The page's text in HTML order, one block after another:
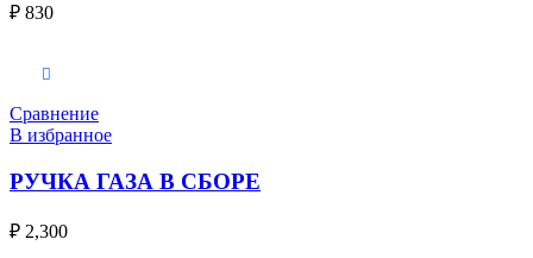
₽ 830
Сравнение
В избранное
РУЧКА ГАЗА В СБОРЕ
₽ 2,300